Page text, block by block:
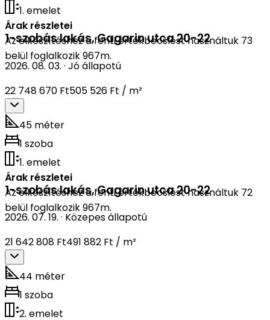
1. emelet
Árak részletei
Az elkészítéshez a fenti értékbecslést használtuk 73
belül foglalkozik 967m.
1-szobás lakás,Gagarin utca 20-22
2026. 08. 03. · Jó állapotú
22 748 670 Ft505 526 Ft / m²
45 méter
1 szoba
1. emelet
Árak részletei
Az elkészítéshez a fenti értékbecslést használtuk 72
belül foglalkozik 967m.
1-szobás lakás,Gagarin utca 20-22
2026. 07. 19. · Közepes állapotú
21 642 808 Ft491 882 Ft / m²
44 méter
1 szoba
2. emelet